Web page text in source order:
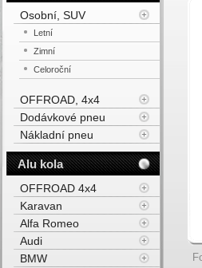
Osobní, SUV
Letní
Zimní
Celoroční
OFFROAD, 4x4
Dodávkové pneu
Nákladní pneu
Alu kola
OFFROAD 4x4
Karavan
Alfa Romeo
Audi
BMW